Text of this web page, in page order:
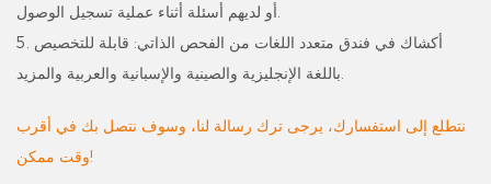
أو لديهم أسئلة أثناء عملية تسجيل الوصول.
5. أكشاك في فندق متعدد اللغات من الفحص الذاتي: قابلة للتخصيص
باللغة الإنجليزية والصينية والإسبانية والعربية والمزيد.
نتطلع إلى استفسارك، يرجى ترك رسالة لنا، وسوف نتصل بك في أقرب
وقت ممكن!